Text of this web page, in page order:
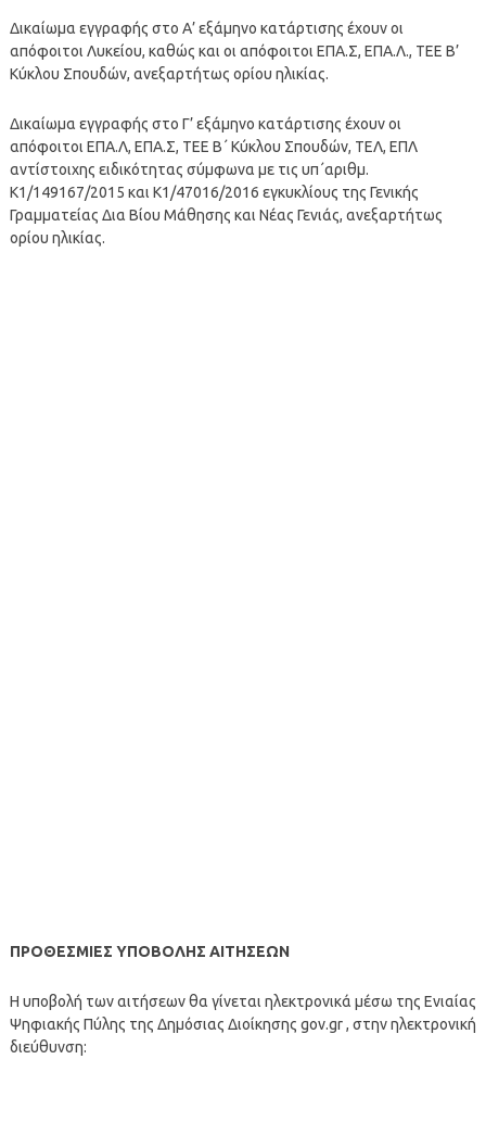
Δικαίωμα εγγραφής στο Α’ εξάμηνο κατάρτισης έχουν οι
απόφοιτοι Λυκείου, καθώς και οι απόφοιτοι ΕΠΑ.Σ, ΕΠΑ.Λ., ΤΕΕ Β’
Κύκλου Σπουδών, ανεξαρτήτως ορίου ηλικίας.
Δικαίωμα εγγραφής στο Γ’ εξάμηνο κατάρτισης έχουν οι
απόφοιτοι ΕΠΑ.Λ, ΕΠΑ.Σ, ΤΕΕ Β΄ Κύκλου Σπουδών, ΤΕΛ, ΕΠΛ
αντίστοιχης ειδικότητας σύμφωνα με τις υπ΄αριθμ.
K1/149167/2015 και Κ1/47016/2016 εγκυκλίους της Γενικής
Γραμματείας Δια Βίου Μάθησης και Νέας Γενιάς, ανεξαρτήτως
ορίου ηλικίας.
ΠΡΟΘΕΣΜΙΕΣ ΥΠΟΒΟΛΗΣ ΑΙΤΗΣΕΩΝ
Η υποβολή των αιτήσεων θα γίνεται ηλεκτρονικά μέσω της Ενιαίας
Ψηφιακής Πύλης της Δημόσιας Διοίκησης gov.gr , στην ηλεκτρονική
διεύθυνση: